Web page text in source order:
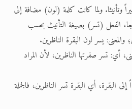
وتأنيثا. ولما كانت كلمة (لون) مضافة إلى
الفعل (تسر) بصيغة التأنيث بحسب
يسر لون البقرة الناظرين.
أي: تسر صفرتها الناظرين، لأن المراد
البقرة، أي البقرة تسر الناظرين، فالجملة